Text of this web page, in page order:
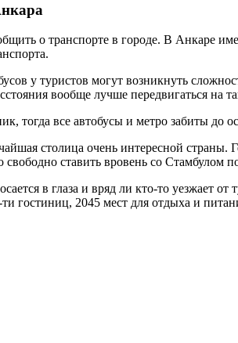
о транспорте в городе. В Анкаре
у туристов могут возникнуть
вообще лучше передвигаться на
тогда все автобусы и метро забиты до
столица очень интересной
свободно ставить вровень со Стамбулом
в глаза и вряд ли кто-то уезжает
гостиниц, 2045 мест для отдыха и